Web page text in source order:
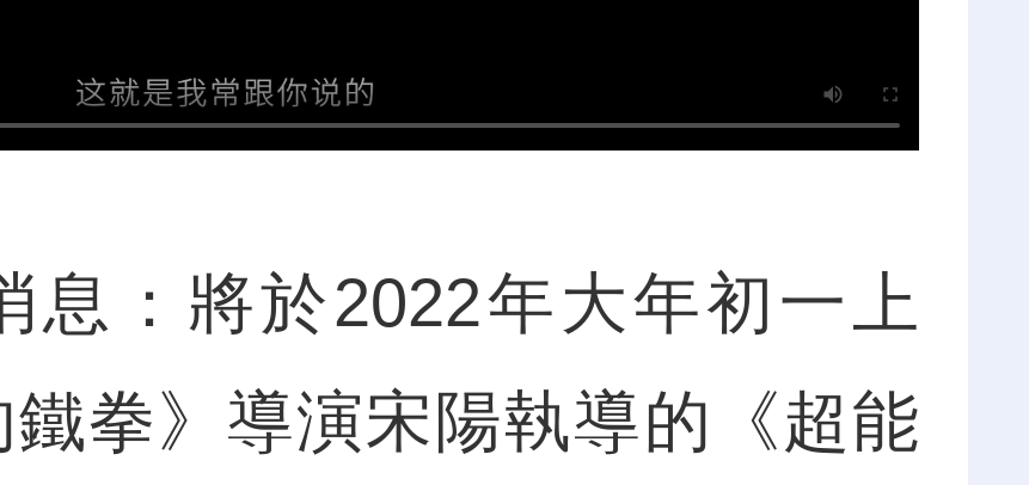
：將於2022年大年初一上
拳》導演宋陽執導的《超能